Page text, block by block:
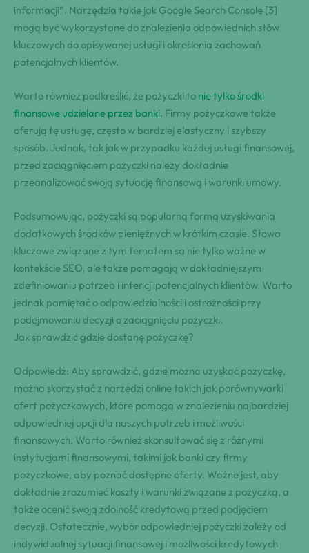
informacji”. Narzędzia takie jak Google Search Console [3]
mogą być wykorzystane do znalezienia odpowiednich słów
kluczowych do opisywanej usługi i określenia zachowań
potencjalnych klientów.
Warto również podkreślić, że pożyczki to nie tylko środki
finansowe udzielane przez banki. Firmy pożyczkowe także
oferują tę usługę, często w bardziej elastyczny i szybszy
sposób. Jednak, tak jak w przypadku każdej usługi finansowej,
przed zaciągnięciem pożyczki należy dokładnie
przeanalizować swoją sytuację finansową i warunki umowy.
Podsumowując, pożyczki są popularną formą uzyskiwania
dodatkowych środków pieniężnych w krótkim czasie. Słowa
kluczowe związane z tym tematem są nie tylko ważne w
kontekście SEO, ale także pomagają w dokładniejszym
zdefiniowaniu potrzeb i intencji potencjalnych klientów. Warto
jednak pamiętać o odpowiedzialności i ostrożności przy
podejmowaniu decyzji o zaciągnięciu pożyczki.
Jak sprawdzic gdzie dostanę pożyczkę?
Odpowiedź: Aby sprawdzić, gdzie można uzyskać pożyczkę,
można skorzystać z narzędzi online takich jak porównywarki
ofert pożyczkowych, które pomogą w znalezieniu najbardziej
odpowiedniej opcji dla naszych potrzeb i możliwości
finansowych. Warto również skonsultować się z różnymi
instytucjami finansowymi, takimi jak banki czy firmy
pożyczkowe, aby poznać dostępne oferty. Ważne jest, aby
dokładnie zrozumieć koszty i warunki związane z pożyczką, a
także ocenić swoją zdolność kredytową przed podjęciem
decyzji. Ostatecznie, wybór odpowiedniej pożyczki zależy od
indywidualnej sytuacji finansowej i możliwości kredytowych